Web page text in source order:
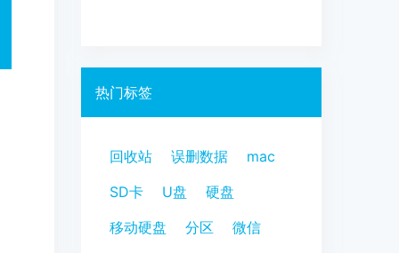
热门标签
回收站 误删数据
mac
SD卡
U盘
硬盘
移动硬盘
分区
微信